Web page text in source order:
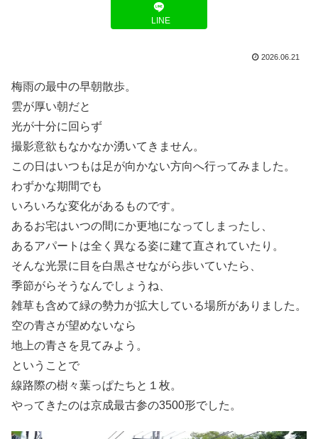
LINE
2026.06.21
梅雨の最中の早朝散歩。
雲が厚い朝だと
光が十分に回らず
撮影意欲もなかなか湧いてきません。
この日はいつもは足が向かない方向へ行ってみました。
わずかな期間でも
いろいろな変化があるものです。
あるお宅はいつの間にか更地になってしまったし、
あるアパートは全く異なる姿に建て直されていたり。
そんな光景に目を白黒させながら歩いていたら、
季節がらそうなんでしょうね、
雑草も含めて緑の勢力が拡大している場所がありました。
空の青さが望めないなら
地上の青さを見てみよう。
ということで
線路際の樹々葉っぱたちと１枚。
やってきたのは京成最古参の3500形でした。